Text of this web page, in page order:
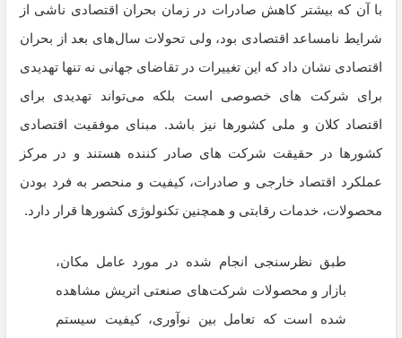
با آن که بیشتر کاهش صادرات در زمان بحران اقتصادی ناشی از
شرایط نامساعد اقتصادی بود، ولی تحولات سال‌های بعد از بحران
اقتصادی نشان داد که این تغییرات در تقاضای جهانی نه تنها تهدیدی
برای شرکت های خصوصی است بلکه می‌تواند تهدیدی برای
اقتصاد کلان و ملی کشورها نیز باشد. مبنای موفقیت اقتصادی
کشورها در حقیقت شرکت ‌های صادر کننده هستند و در مرکز
عملکرد اقتصاد خارجی و صادرات، کیفیت و منحصر به فرد بودن
محصولات، خدمات رقابتی و همچنین تکنولوژی کشورها قرار دارد.
طبق نظرسنجی انجام شده در مورد عامل مکان،
بازار و محصولات شرکت‌های صنعتی اتریش مشاهده
شده است که تعامل بین نوآوری، کیفیت سیستم